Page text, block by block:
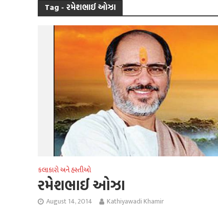
Tag - રમેશભાઈ ઓઝા
કલાકારો અને હસ્તીઓ
રમેશભાઈ ઓઝા
August 14, 2014 Kathiyawadi Khamir